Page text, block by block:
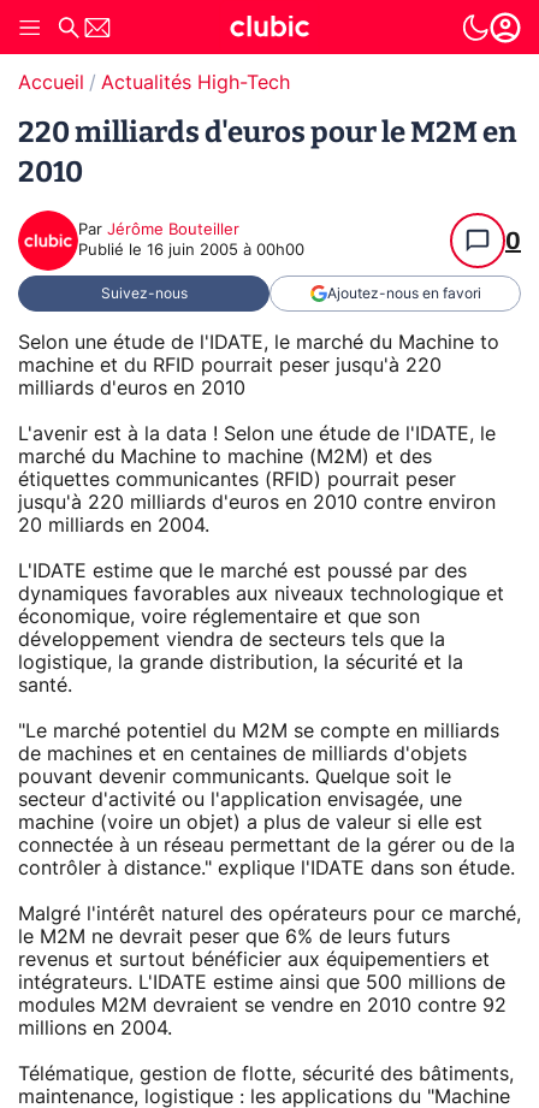
Accueil Actualités High-Tech
220 milliards d'euros pour le M2M en
2010
Par Jérôme Bouteiller
Publié le 16 juin 2005 à 00h00 0
Suivez-nous Ajoutez-nous en favori
Selon une étude de l'IDATE, le marché du Machine to
machine et du RFID pourrait peser jusqu'à 220
milliards d'euros en 2010
L'avenir est à la data ! Selon une étude de l'IDATE, le
marché du Machine to machine (M2M) et des
étiquettes communicantes (RFID) pourrait peser
jusqu'à 220 milliards d'euros en 2010 contre environ
20 milliards en 2004.
L'IDATE estime que le marché est poussé par des
dynamiques favorables aux niveaux technologique et
économique, voire réglementaire et que son
développement viendra de secteurs tels que la
logistique, la grande distribution, la sécurité et la
santé.
"Le marché potentiel du M2M se compte en milliards
de machines et en centaines de milliards d'objets
pouvant devenir communicants. Quelque soit le
secteur d'activité ou l'application envisagée, une
machine (voire un objet) a plus de valeur si elle est
connectée à un réseau permettant de la gérer ou de la
contrôler à distance." explique l'IDATE dans son étude.
Malgré l'intérêt naturel des opérateurs pour ce marché,
le M2M ne devrait peser que 6% de leurs futurs
revenus et surtout bénéficier aux équipementiers et
intégrateurs. L'IDATE estime ainsi que 500 millions de
modules M2M devraient se vendre en 2010 contre 92
millions en 2004.
Télématique, gestion de flotte, sécurité des bâtiments,
maintenance, logistique : les applications du "Machine